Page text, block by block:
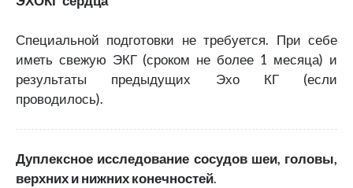
Специальной подготовки не требуется. При себе
иметь свежую ЭКГ (сроком не более 1 месяца) и
результаты предыдущих Эхо КГ (если
проводилось).
Дуплексное исследование сосудов шеи, головы,
верхних и нижних конечностей.